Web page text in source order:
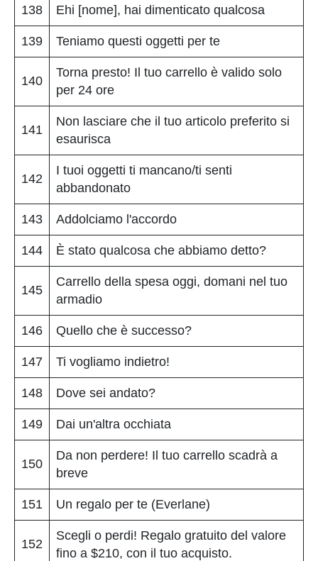
138 Ehi [nome], hai dimenticato qualcosa
139 Teniamo questi oggetti per te
140
Torna presto! Il tuo carrello è valido solo
per 24 ore
141
Non lasciare che il tuo articolo preferito si
esaurisca
142
I tuoi oggetti ti mancano/ti senti
abbandonato
143 Addolciamo l'accordo
144 È stato qualcosa che abbiamo detto?
145
Carrello della spesa oggi, domani nel tuo
armadio
146 Quello che è successo?
147 Ti vogliamo indietro!
148 Dove sei andato?
149 Dai un'altra occhiata
150
Da non perdere! Il tuo carrello scadrà a
breve
151 Un regalo per te (Everlane)
152
Scegli o perdi! Regalo gratuito del valore
fino a $210, con il tuo acquisto.